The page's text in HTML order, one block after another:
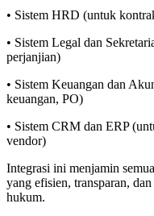
• Sistem HRD (untuk
• Sistem Legal dan
perjanjian)
• Sistem Keuangan dan
keuangan, PO)
• Sistem CRM dan ERP
vendor)
Integrasi ini menjamin
yang efisien, transparan,
hukum.